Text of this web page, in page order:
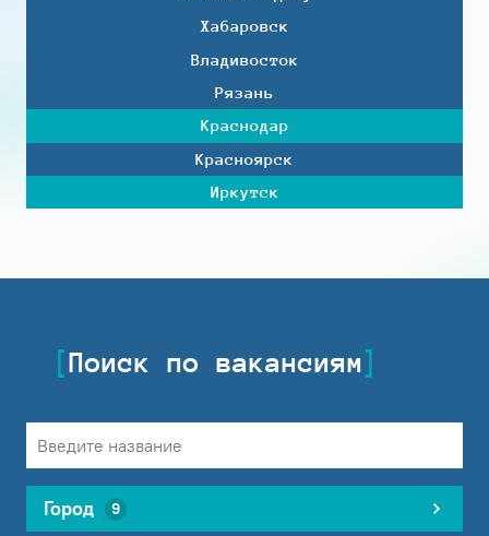
Хабаровск
Владивосток
Рязань
Краснодар
Красноярск
Иркутск
Поиск по вакансиям
Город 9